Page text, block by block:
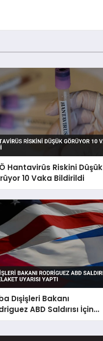
Hantavirüs Riskini Düşük
10 Vaka Bildirildi
Dışişleri Bakanı
ABD Saldırısı İçin
Felaket Uyarısı Yaptı